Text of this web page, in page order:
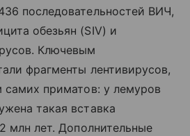
последовательностей ВИЧ,
обезьян (SIV) и
Ключевым
фрагменты лентивирусов,
самих приматов: у лемуров
такая вставка
млн лет. Дополнительные